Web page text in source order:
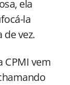
ela
la
vez.
CPMI vem